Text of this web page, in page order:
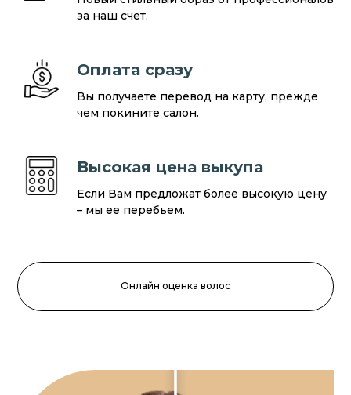
за наш счет.
Оплата сразу
Вы получаете перевод на карту, прежде
чем покините салон.
Высокая цена выкупа
Если Вам предложат более высокую цену
– мы ее перебьем.
Онлайн оценка волос